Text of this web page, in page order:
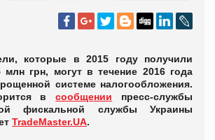
которые в 2015 году получили
грн, могут в течение 2016 года
системе налогообложения.
всообщении пресс-службы
фискальной службы Украины
TradeMaster.UA.